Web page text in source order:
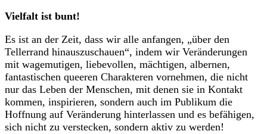
Vielfalt ist bunt!
Es ist an der Zeit, dass wir alle anfangen, „über den
Tellerrand hinauszuschauen“, indem wir Veränderungen
mit wagemutigen, liebevollen, mächtigen, albernen,
fantastischen queeren Charakteren vornehmen, die nicht
nur das Leben der Menschen, mit denen sie in Kontakt
kommen, inspirieren, sondern auch im Publikum die
Hoffnung auf Veränderung hinterlassen und es befähigen,
sich nicht zu verstecken, sondern aktiv zu werden!